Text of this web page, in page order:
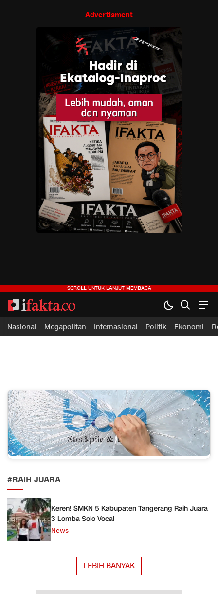
Advertisment
ifakta.co
#pastibenar
Nasional Megapolitan Internasional Politik Ekonomi
#RAIH JUARA
Keren! SMKN 5 Kabupaten Tangerang Raih Juara
3 Lomba Solo Vocal
News
LEBIH BANYAK